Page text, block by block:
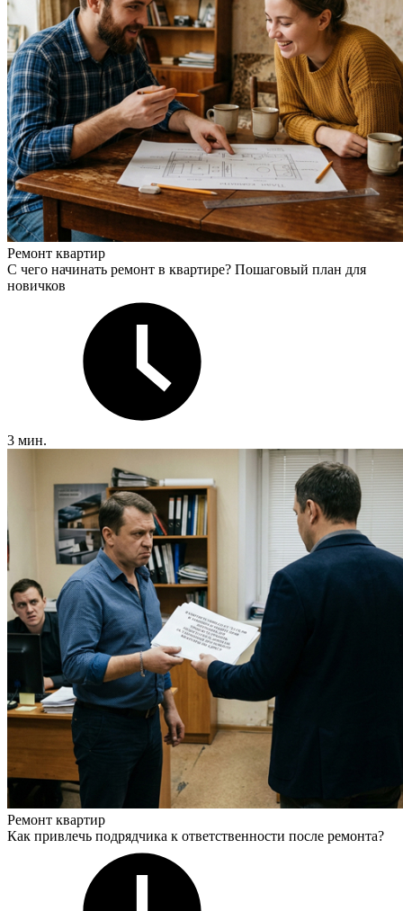
Ремонт квартир
С чего начинать ремонт в квартире? Пошаговый план для
новичков
3 мин.
Ремонт квартир
Как привлечь подрядчика к ответственности после ремонта?